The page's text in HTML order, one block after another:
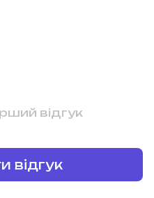
відгук
відгук